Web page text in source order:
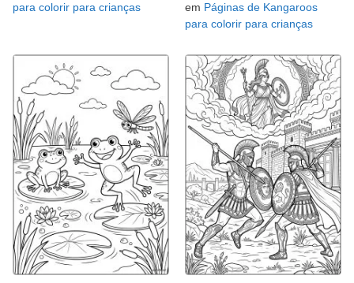
para colorir para crianças
em Páginas de Kangaroos
para colorir para crianças